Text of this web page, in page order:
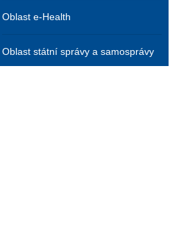
Oblast e-Health
Oblast státní správy a samosprávy